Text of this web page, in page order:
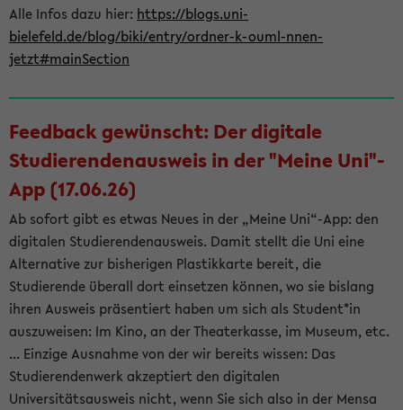
Alle Infos dazu hier: https://blogs.uni-
bielefeld.de/blog/biki/entry/ordner-k-ouml-nnen-
jetzt#mainSection
Feedback gewünscht: Der digitale
Studierendenausweis in der "Meine Uni"-
App (17.06.26)
Ab sofort gibt es etwas Neues in der „Meine Uni“-App: den
digitalen Studierendenausweis. Damit stellt die Uni eine
Alternative zur bisherigen Plastikkarte bereit, die
Studierende überall dort einsetzen können, wo sie bislang
ihren Ausweis präsentiert haben um sich als Student*in
auszuweisen: Im Kino, an der Theaterkasse, im Museum, etc.
... Einzige Ausnahme von der wir bereits wissen: Das
Studierendenwerk akzeptiert den digitalen
Universitätsausweis nicht, wenn Sie sich also in der Mensa